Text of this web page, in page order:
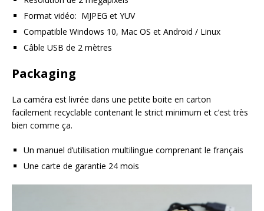
Format vidéo: MJPEG et YUV
Compatible Windows 10, Mac OS et Android / Linux
Câble USB de 2 mètres
Packaging
La caméra est livrée dans une petite boite en carton
facilement recyclable contenant le strict minimum et c’est très
bien comme ça.
Un manuel d’utilisation multilingue comprenant le français
Une carte de garantie 24 mois